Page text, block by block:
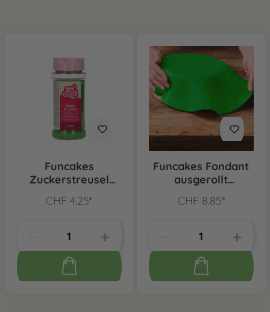
Funcakes
Zuckerstreusel
CHF 4.25*
Funcakes Fondant
ausgerollt
CHF 8.85*